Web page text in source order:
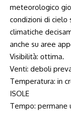
meteorologico
condizioni di cielo
climatiche
anche su aree
Visibilità: ottima.
Venti: deboli
Temperatura: in
ISOLE
Tempo: permane